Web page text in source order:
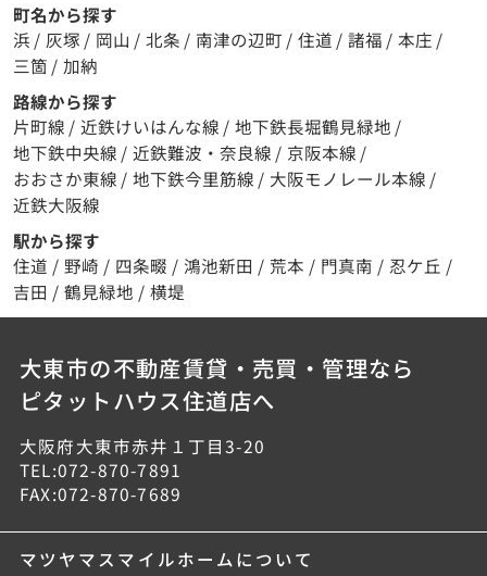
町名から探す
浜 / 灰塚 / 岡山 / 北条 / 南津の辺町 / 住道 / 諸福 / 本庄 /
三箇 / 加納
路線から探す
片町線 / 近鉄けいはんな線 / 地下鉄長堀鶴見緑地 /
地下鉄中央線 / 近鉄難波・奈良線 / 京阪本線 /
おおさか東線 / 地下鉄今里筋線 / 大阪モノレール本線 /
近鉄大阪線
駅から探す
住道 / 野崎 / 四条畷 / 鴻池新田 / 荒本 / 門真南 / 忍ケ丘 /
吉田 / 鶴見緑地 / 横堤
大東市の不動産賃貸・売買・管理なら
ピタットハウス住道店へ
大阪府大東市赤井１丁目3-20
TEL:072-870-7891
FAX:072-870-7689
マツヤマスマイルホームについて